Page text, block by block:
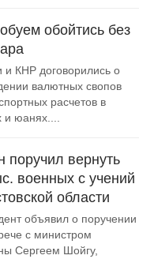
обойтись без
и КНР договорились о
валютных свопов
расчетов в
и юанях....
поручил вернуть
военных с учений
области
объявил о поручении
с министром
Сергеем Шойгу,